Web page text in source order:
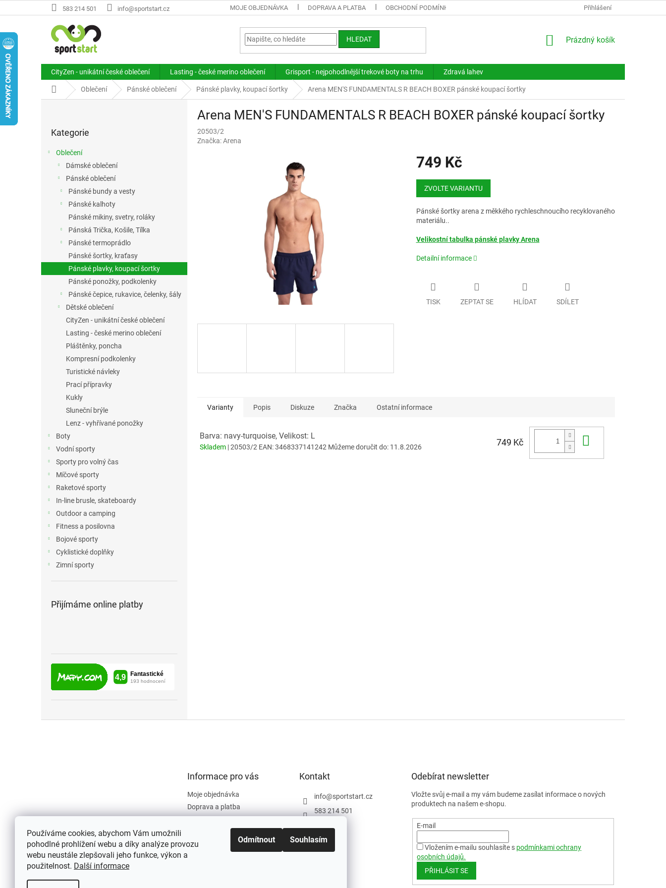
Používáme cookies, abychom Vám umožnili
pohodlné prohlížení webu a díky analýze provozu
webu neustále zlepšovali jeho funkce, výkon a
použitelnost. Další informace
Odmítnout Souhlasím
na
583 214 501 info@sportstart.cz MOJE OBJEDNÁVKA DOPRAVA A PLATBA OBCHODNÍ PODMÍNKY KONTAKTY
Přihlášení
HLEDAT
NÁKUPNÍ
Prázdný košík
CityZen - unikátní české oblečení Lasting - české merino oblečení Grisport - nejpohodlnější trekové boty na trhu Zdravá lahev
Domů Oblečení Pánské oblečení Pánské plavky, koupací šortky Arena MEN'S FUNDAMENTALS R BEACH BOXER pánské koupací šortky
kategorie
Kategorie
Oblečení
Dámské oblečení
Pánské oblečení
Pánské bundy a vesty
Pánské kalhoty
Pánské mikiny, svetry, roláky
Pánská Trička, Košile, Tílka
Pánské termoprádlo
Pánské šortky, kraťasy
Pánské plavky, koupací šortky
Pánské ponožky, podkolenky
Pánské čepice, rukavice, čelenky, šály
Dětské oblečení
CityZen - unikátní české oblečení
Lasting - české merino oblečení
Pláštěnky, poncha
Kompresní podkolenky
Turistické návleky
Prací přípravky
Kukly
Sluneční brýle
Lenz - vyhřívané ponožky
Boty
Vodní sporty
Sporty pro volný čas
Míčové sporty
Raketové sporty
In-line brusle, skateboardy
Outdoor a camping
Fitness a posilovna
Bojové sporty
Cyklistické doplňky
Zimní sporty
Přijímáme online platby
Arena MEN'S FUNDAMENTALS R BEACH BOXER pánské koupací šortky
20503/2
Značka:Arena
749 Kč
Měrná
cena:
ZVOLTE VARIANTU
Pánské šortky arena z měkkého rychleschnoucího recyklovaného
materiálu..
Velikostní tabulka pánské plavky Arena
Detailní informace
TISK ZEPTAT SE HLÍDAT SDÍLET
Varianty Popis Diskuze Značka Ostatní informace
Barva: navy-turquoise, Velikost: L
Skladem | 20503/2 EAN:3468337141242 Můžeme doručit do: 11.8.2026 749 Kč
Informace pro vás
Moje objednávka
Doprava a platba
Napište nám
Kontakt
info@sportstart.cz
583 214 501
Odebírat newsletter
Vložte svůj e-mail a my vám budeme zasílat informace o nových
produktech na našem e-shopu.
E-mail
Vložením e-mailu souhlasíte s podmínkami ochrany
osobních údajů.
PŘIHLÁSIT SE